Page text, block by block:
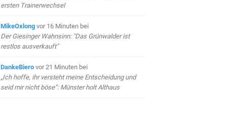
ersten Trainerwechsel
MikeOxlong vor 16 Minuten bei
Der Giesinger Wahnsinn: "Das Grünwalder ist
restlos ausverkauft"
DankeBiero vor 21 Minuten bei
„Ich hoffe, ihr versteht meine Entscheidung und
seid mir nicht böse“: Münster holt Althaus